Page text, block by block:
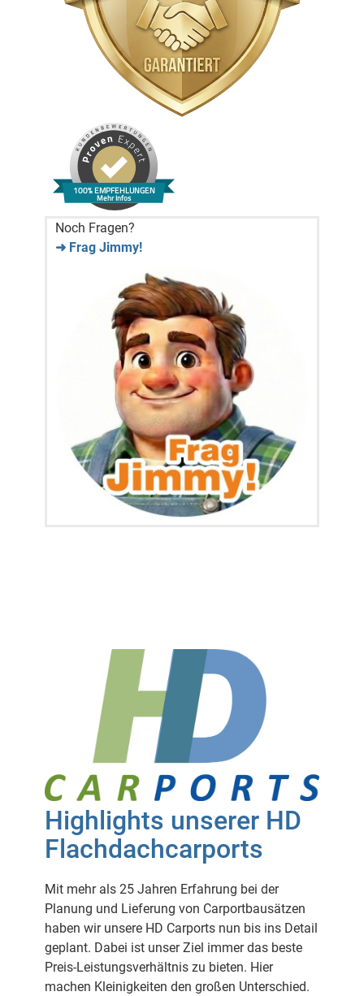
100% EMPFEHLUNGEN
Mehr Infos
Noch Fragen?
➜ Frag Jimmy!
Highlights unserer HD
Flachdachcarports
Mit mehr als 25 Jahren Erfahrung bei der
Planung und Lieferung von Carportbausätzen
haben wir unsere HD Carports nun bis ins Detail
geplant. Dabei ist unser Ziel immer das beste
Preis-Leistungsverhältnis zu bieten. Hier
machen Kleinigkeiten den großen Unterschied.